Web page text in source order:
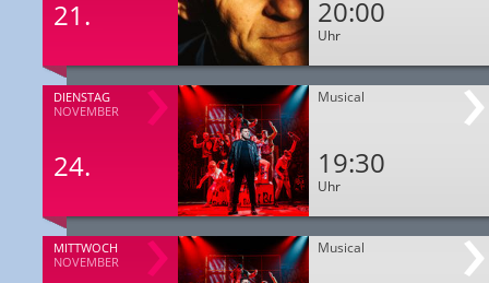
21. 20:00
Uhr
DIENSTAG
NOVEMBER
24.
Musical
19:30
Uhr
MITTWOCH
NOVEMBER
Musical